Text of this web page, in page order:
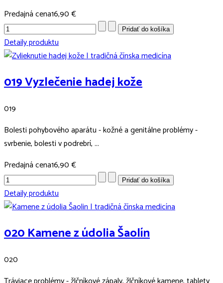
Predajná cena16,90 €
Detaily produktu
019 Vyzlečenie hadej kože
019
Bolesti pohybového aparátu - kožné a genitálne problémy -
svrbenie, bolesti v podrebrí, ...
Predajná cena16,90 €
Detaily produktu
020 Kamene z údolia Šaolín
020